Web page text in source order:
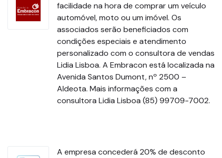
facilidade na hora de comprar um veículo
automóvel, moto ou um imóvel. Os
associados serão beneficiados com
condições especiais e atendimento
personalizado com o consultora de vendas
Lidia Lisboa. A Embracon está localizada na
Avenida Santos Dumont, nº 2500 –
Aldeota. Mais informações com a
consultora Lidia Lisboa (85) 99709-7002.
A empresa concederá 20% de desconto